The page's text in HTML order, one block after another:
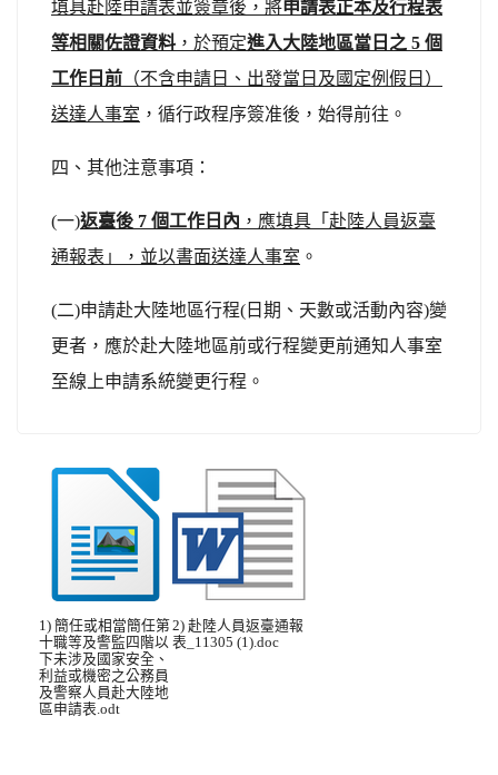
填具赴陸申請表並簽章後，將申請表正本及行程表
等相關佐證資料 ，於預定進入大陸地區當日之 5 個
工作日前 （不含申請日、出發當日及國定例假日）
送達人事室 ，循行政程序簽准後，始得前往。
四、其他注意事項：
(一)返臺後 7 個工作日內 ，應填具「赴陸人員返臺
通報表」，並以書面送達人事室 。
(二)申請赴大陸地區行程(日期、天數或活動內容)變
更者，應於赴大陸地區前或行程變更前通知人事室
至線上申請系統變更行程。
1) 簡任或相當簡任第
十職等及警監四階以
下未涉及國家安全、
利益或機密之公務員
及警察人員赴大陸地
區申請表.odt
2) 赴陸人員返臺通報
表_11305 (1).doc